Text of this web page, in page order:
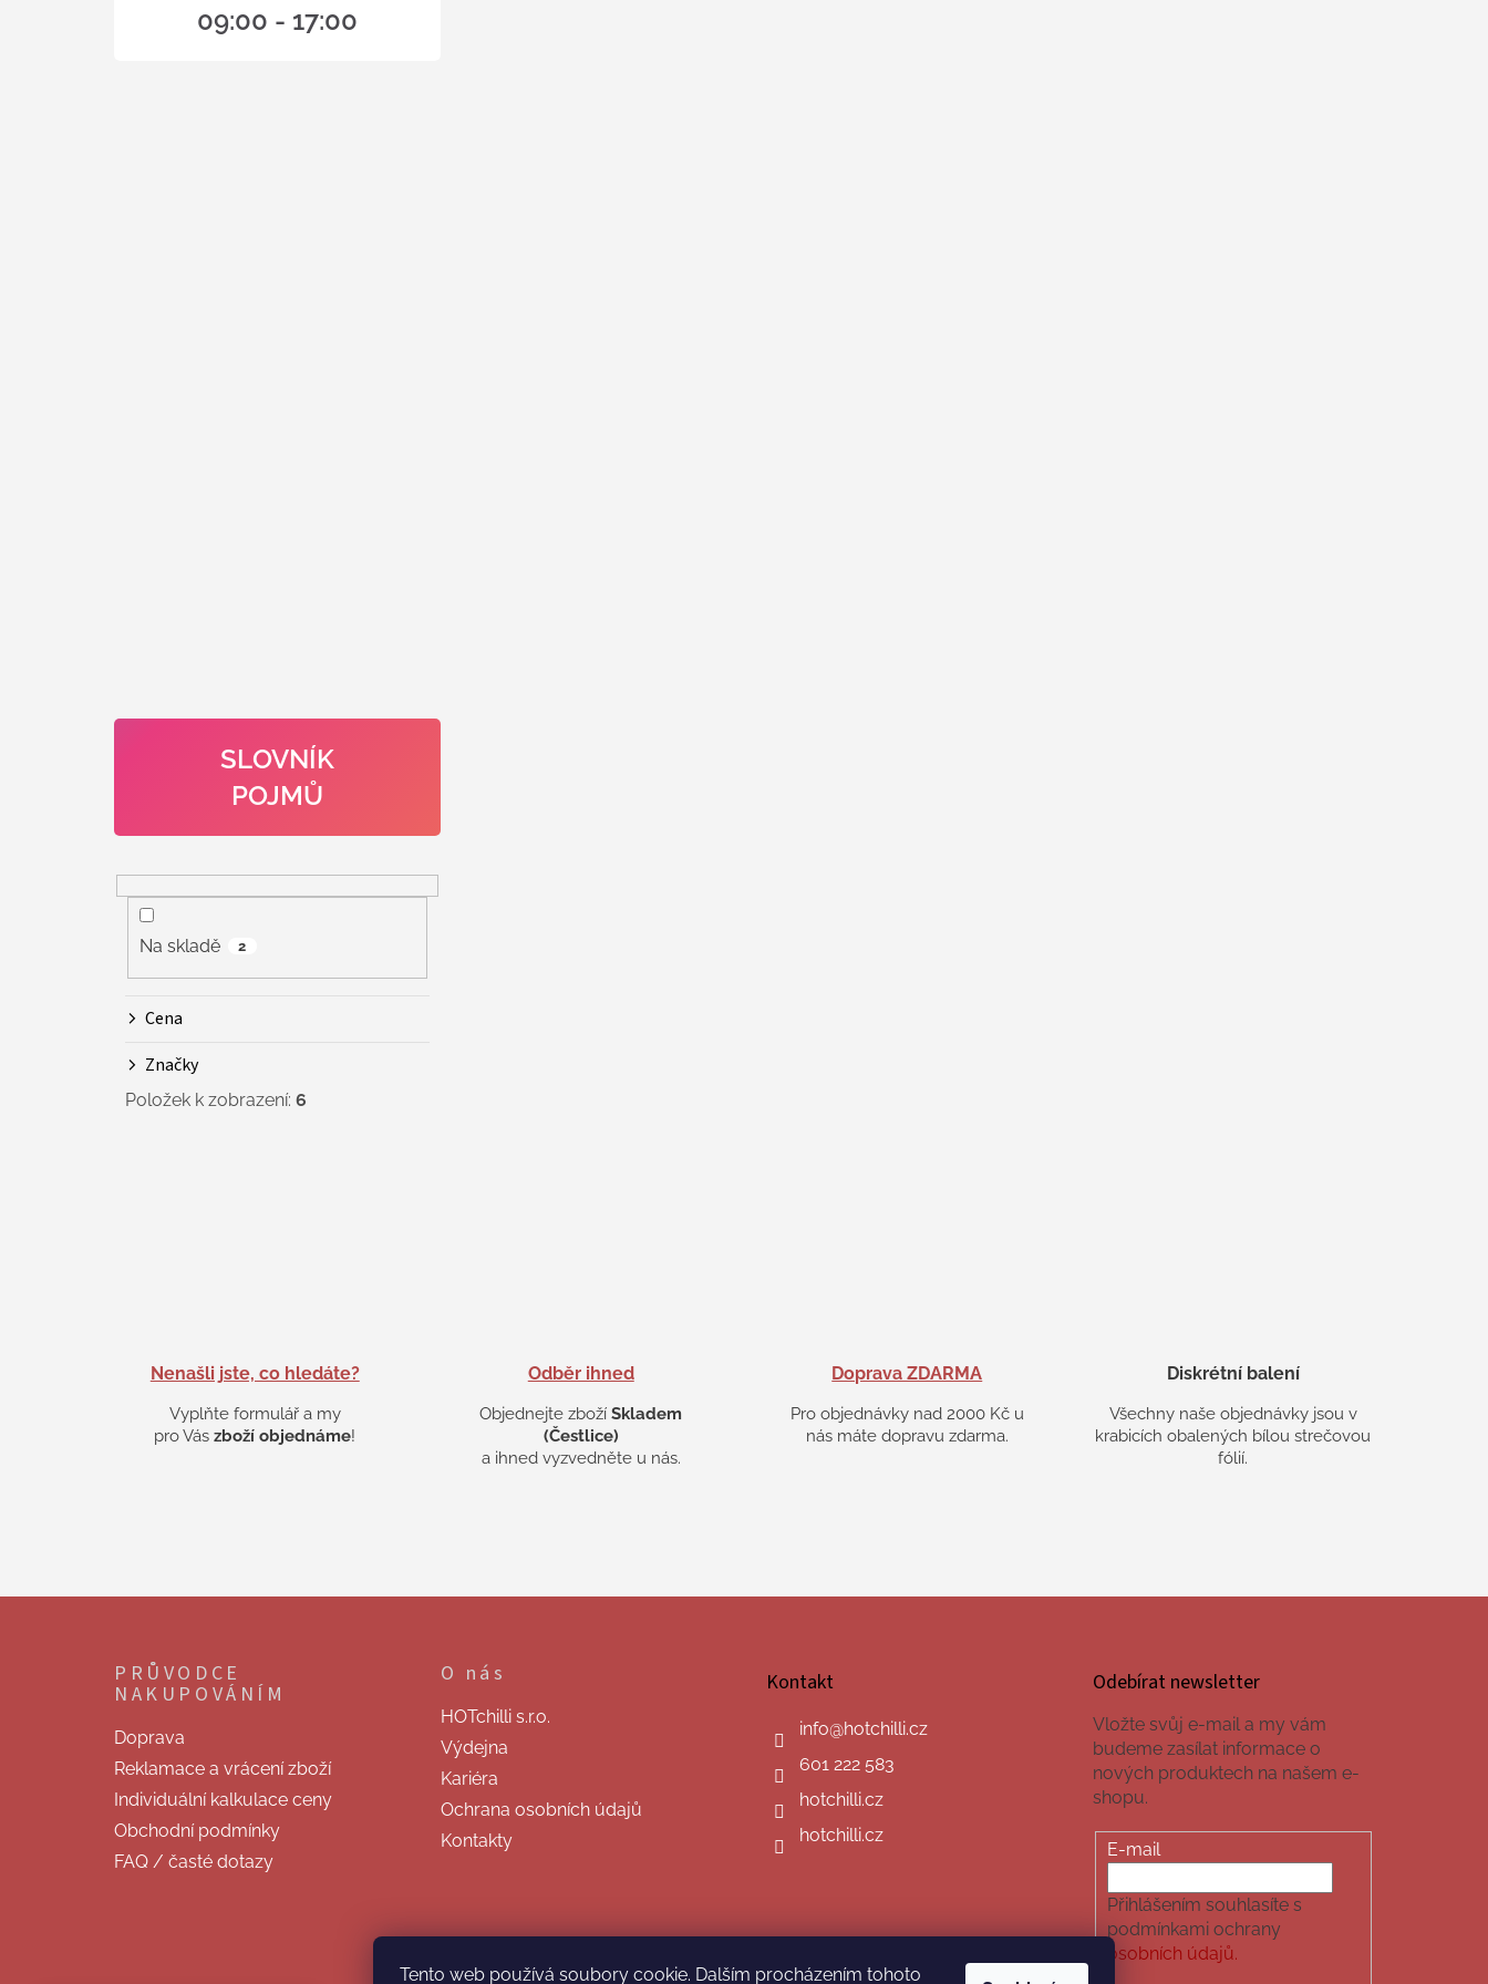
Tento web používá soubory cookie. Dalším procházením tohoto
09:00 - 17:00
SLOVNÍK
POJMŮ
Na skladě 2
Cena
Značky
Položek k zobrazení: 6
Nenašli jste, co hledáte?
Vyplňte formulář a my
pro Vászboží objednáme!
Odběr ihned
Objednejte zbožíSkladem
(Čestlice)
a ihned vyzvedněte u nás.
Doprava ZDARMA
Pro objednávky nad 2000 Kč u
nás máte dopravu zdarma.
Diskrétní balení
Všechny naše objednávky jsou v
krabicích obalených bílou strečovou
fólií.
Z
PRŮVODCE
NAKUPOVÁNÍM
Doprava
Reklamace a vrácení zboží
Individuální kalkulace ceny
Obchodní podmínky
FAQ / časté dotazy
O nás
HOTchilli s.r.o.
Výdejna
Kariéra
Ochrana osobních údajů
Kontakty
Kontakt
info@hotchilli.cz
601 222 583
hotchilli.cz
hotchilli.cz
Odebírat newsletter
Vložte svůj e-mail a my vám
budeme zasílat informace o
nových produktech na našem e-
shopu.
E-mail
Přihlášením souhlasíte s
podmínkami ochrany
osobních údajů.